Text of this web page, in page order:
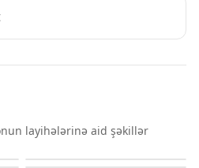
layihələrinə aid şəkillər